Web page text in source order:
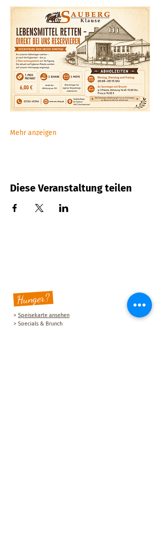
Mehr anzeigen
Diese Veranstaltung teilen
Hunger?
> Speisekarte ansehen
> Specials & Brunch